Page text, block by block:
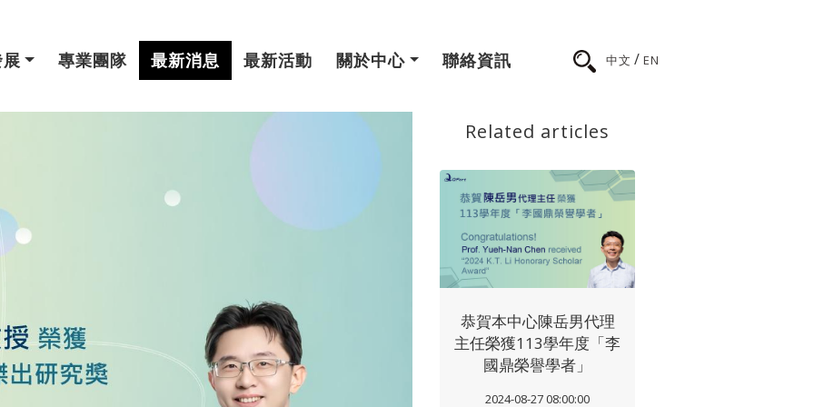
專業團隊 最新消息 最新活動 關於中心 聯絡資訊 中文 / EN
Related articles
恭賀本中心陳岳男代理
主任榮獲113學年度「李
國鼎榮譽學者」
2024-08-27 08:00:00